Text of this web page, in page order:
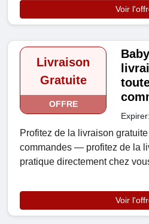
Voir
Livraison
Gratuite
OFFRE
Profitez de la livraison
commandes — profitez de la
pratique directement chez
Voir